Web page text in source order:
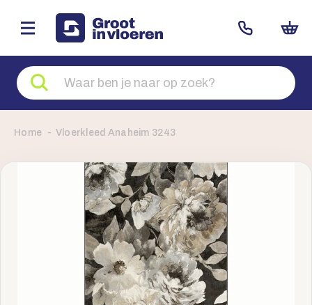
Zoeken
naar
producten
Home Vloerkleed Anaheim 3243